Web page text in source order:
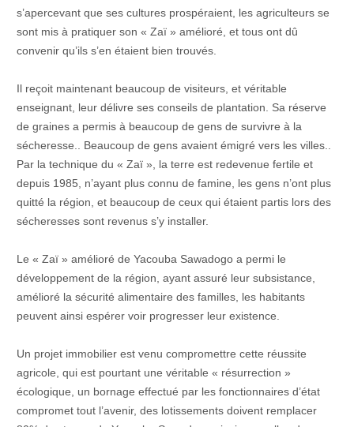
s’apercevant que ses cultures prospéraient, les agriculteurs se
sont mis à pratiquer son « Zaï » amélioré, et tous ont dû
convenir qu’ils s’en étaient bien trouvés.
Il reçoit maintenant beaucoup de visiteurs, et véritable
enseignant, leur délivre ses conseils de plantation. Sa réserve
de graines a permis à beaucoup de gens de survivre à la
sécheresse.. Beaucoup de gens avaient émigré vers les villes..
Par la technique du « Zaï », la terre est redevenue fertile et
depuis 1985, n’ayant plus connu de famine, les gens n’ont plus
quitté la région, et beaucoup de ceux qui étaient partis lors des
sécheresses sont revenus s’y installer.
Le « Zaï » amélioré de Yacouba Sawadogo a permi le
développement de la région, ayant assuré leur subsistance,
amélioré la sécurité alimentaire des familles, les habitants
peuvent ainsi espérer voir progresser leur existence.
Un projet immobilier est venu compromettre cette réussite
agricole, qui est pourtant une véritable « résurrection »
écologique, un bornage effectué par les fonctionnaires d’état
compromet tout l’avenir, des lotissements doivent remplacer